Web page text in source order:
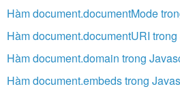
Hàm document.documentMode
Hàm document.documentURI
Hàm document.domain trong
Hàm document.embeds trong